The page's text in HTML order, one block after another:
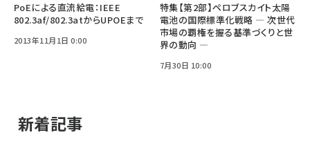
PoEによる直流給電：IEEE
802.3af/802.3atからUPOEまで
2013年11月1日 0:00
特集【第2部】ペロブスカイト太陽
電池の国際標準化戦略 ― 次世代
市場の覇権を握る基準づくりと世
界の動向 ―
7月30日 10:00
新着記事